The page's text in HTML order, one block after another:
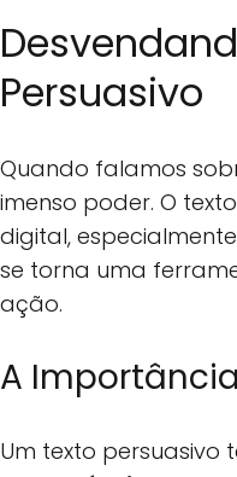
Persuasivo
Quando falamos
imenso poder. O
digital,
se torna uma
ação.
A
Um texto